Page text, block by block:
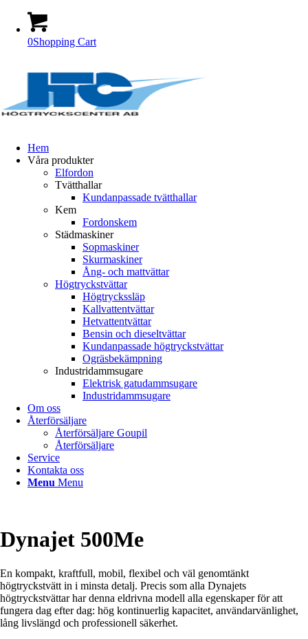
0Shopping Cart
Hem
Våra produkter
Elfordon
Tvätthallar
Kundanpassade tvätthallar
Kem
Fordonskem
Städmaskiner
Sopmaskiner
Skurmaskiner
Ång- och mattvättar
Högtryckstvättar
Högtryckssläp
Kallvattentvättar
Hetvattentvättar
Bensin och dieseltvättar
Kundanpassade högtryckstvättar
Ogräsbekämpning
Industridammsugare
Elektrisk gatudammsugare
Industridammsugare
Om oss
Återförsäljare
Återförsäljare Goupil
Återförsäljare
Service
Kontakta oss
Menu Menu
Dynajet 500Me
En kompakt, kraftfull, mobil, flexibel och väl genomtänkt
högtryckstvätt in i minsta detalj. Precis som alla Dynajets
högtryckstvättar har denna eldrivna modell alla egenskaper för att
fungera dag efter dag: hög kontinuerlig kapacitet, användarvänlighet,
lång livslängd och professionell säkerhet.